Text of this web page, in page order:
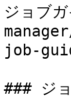
ジョブ
job-
### ジ